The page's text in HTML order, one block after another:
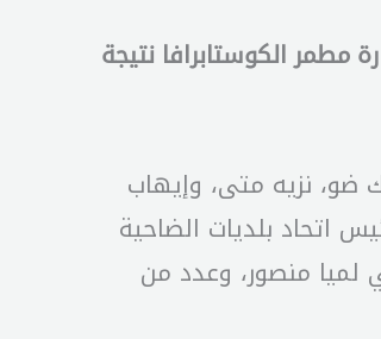
مطمر الكوستابرافا نتيجة
ضو، نزيه متى، وإيهاب
اتحاد بلديات الضاحية
لميا منصور، وعدد من